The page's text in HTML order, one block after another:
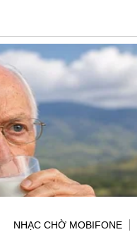
NHẠC CHỜ MOBIFONE